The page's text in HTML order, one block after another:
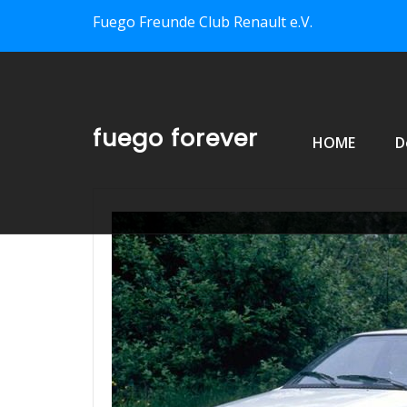
Skip to contentFuego Freunde Club Renault e.V.
fuego forever
HOME